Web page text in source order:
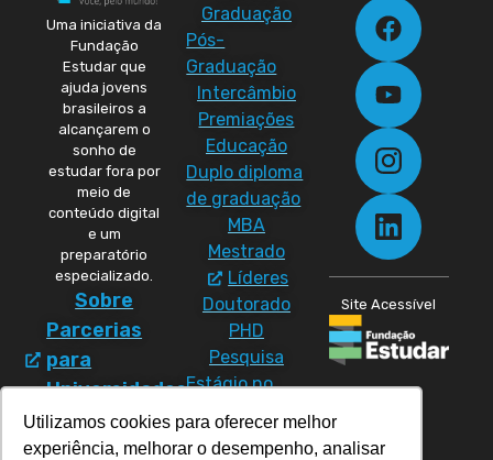
Utilizamos cookies para oferecer melhor
experiência, melhorar o desempenho, analisar
Uma iniciativa da
Fundação
Estudar que
ajuda jovens
brasileiros a
alcançarem o
sonho de
estudar fora por
meio de
conteúdo digital
e um
preparatório
especializado.
Sobre
Parcerias
para
Universidades
Política
de
Graduação
Pós-
Graduação
Intercâmbio
Premiações
Educação
Duplo diploma
de graduação
MBA
Mestrado
Líderes
Doutorado
PHD
Pesquisa
Estágio no
exterior
Materiais
Site Acessível